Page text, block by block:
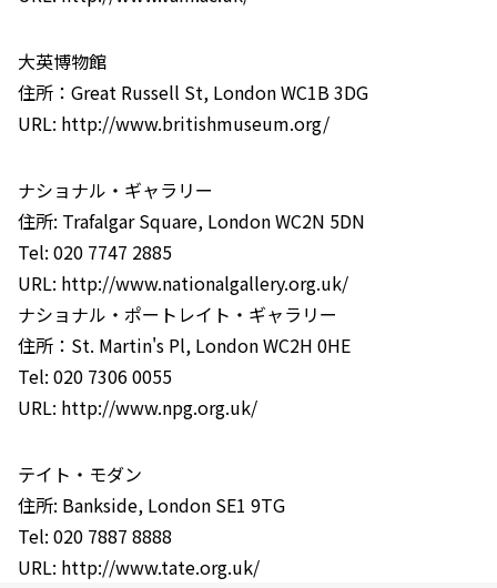
大英博物館
住所：Great Russell St, London WC1B 3DG
URL: http://www.britishmuseum.org/
ナショナル・ギャラリー
住所: Trafalgar Square, London WC2N 5DN
Tel: 020 7747 2885
URL: http://www.nationalgallery.org.uk/
ナショナル・ポートレイト・ギャラリー
住所：St. Martin's Pl, London WC2H 0HE
Tel: 020 7306 0055
URL: http://www.npg.org.uk/
テイト・モダン
住所: Bankside, London SE1 9TG
Tel: 020 7887 8888
URL: http://www.tate.org.uk/